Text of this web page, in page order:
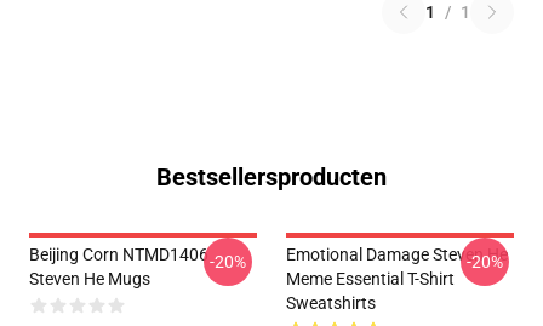
1 / 1
Bestsellersproducten
Beijing Corn NTMD1406
Steven He Mugs
-20%
Emotional Damage Steven He
Meme Essential T-Shirt
Sweatshirts
-20%